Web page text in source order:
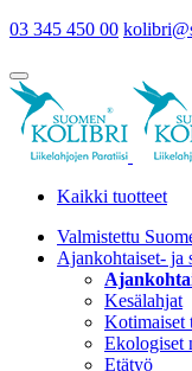
03 345 450 00
Kaikki tuotteet
Valmistettu
Ajankohtaiset- ja
Kesälahjat
Kotimaiset
Ekologiset
Etätyö